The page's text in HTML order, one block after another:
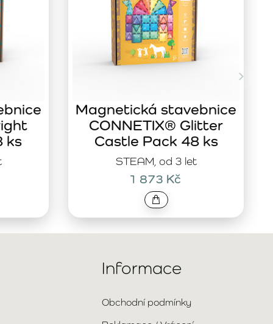
ks
STEAM, od 3 let
Magnetická stavebnice
CONNETIX® Glitter
Castle Pack 48 ks
1 873 Kč
Informace
Obchodní podmínky